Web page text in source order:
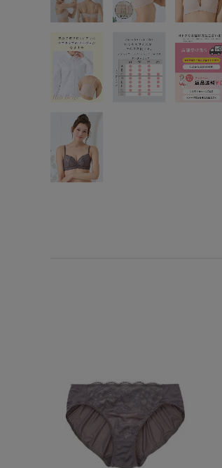
L LL
S-AB S-CD
M-AB M-CD
L-AB
LL-EF